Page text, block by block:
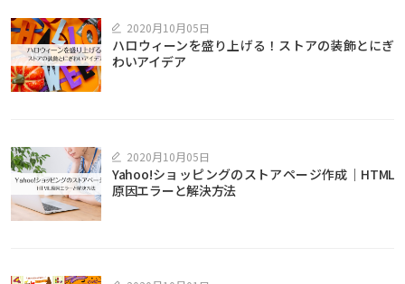
2020月10月05日
ハロウィーンを盛り上げる！ストアの装飾とにぎ
わいアイデア
2020月10月05日
Yahoo!ショッピングのストアページ作成｜HTML
原因エラーと解決方法